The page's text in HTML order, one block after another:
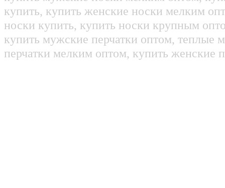
купить, купить женские носки мелким
носки купить, купить носки крупным
купить мужские перчатки оптом, теплые
перчатки мелким оптом, купить женские